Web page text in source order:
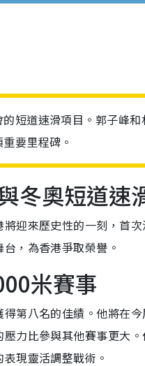
短道速滑項目。郭子峰
要里程碑。
冬奧短道速
迎來歷史性的一刻，首
，為香港爭取榮譽。
米賽事
第八名的佳績。他將在
力比參與其他賽事更大
現靈活調整戰術。